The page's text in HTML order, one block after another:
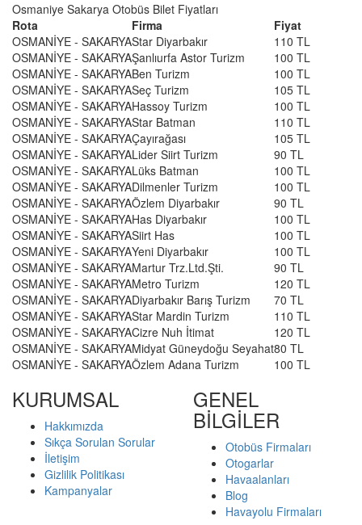
Osmaniye Sakarya Otobüs Bilet Fiyatları
Rota
Firma
Fiyat
OSMANİYE - SAKARYAStar Diyarbakır
110 TL
OSMANİYE - SAKARYAŞanlıurfa Astor Turizm
100 TL
OSMANİYE - SAKARYABen Turizm
100 TL
OSMANİYE - SAKARYASeç Turizm
105 TL
OSMANİYE - SAKARYAHassoy Turizm
100 TL
OSMANİYE - SAKARYAStar Batman
110 TL
OSMANİYE - SAKARYAÇayırağası
105 TL
OSMANİYE - SAKARYALider Siirt Turizm
90 TL
OSMANİYE - SAKARYALüks Batman
100 TL
OSMANİYE - SAKARYADilmenler Turizm
100 TL
OSMANİYE - SAKARYAÖzlem Diyarbakır
90 TL
OSMANİYE - SAKARYAHas Diyarbakır
100 TL
OSMANİYE - SAKARYASiirt Has
100 TL
OSMANİYE - SAKARYAYeni Diyarbakır
100 TL
OSMANİYE - SAKARYAMartur Trz.Ltd.Şti.
90 TL
OSMANİYE - SAKARYAMetro Turizm
120 TL
OSMANİYE - SAKARYADiyarbakır Barış Turizm
70 TL
OSMANİYE - SAKARYAStar Mardin Turizm
110 TL
OSMANİYE - SAKARYACizre Nuh İtimat
120 TL
OSMANİYE - SAKARYAMidyat Güneydoğu Seyahat80 TL
OSMANİYE - SAKARYAÖzlem Adana Turizm 100 TL
KURUMSAL
Hakkımızda
Sıkça Sorulan Sorular
İletişim
Gizlilik Politikası
Kampanyalar
GENEL
BİLGİLER
Otobüs Firmaları
Otogarlar
Havaalanları
Blog
Havayolu Firmaları